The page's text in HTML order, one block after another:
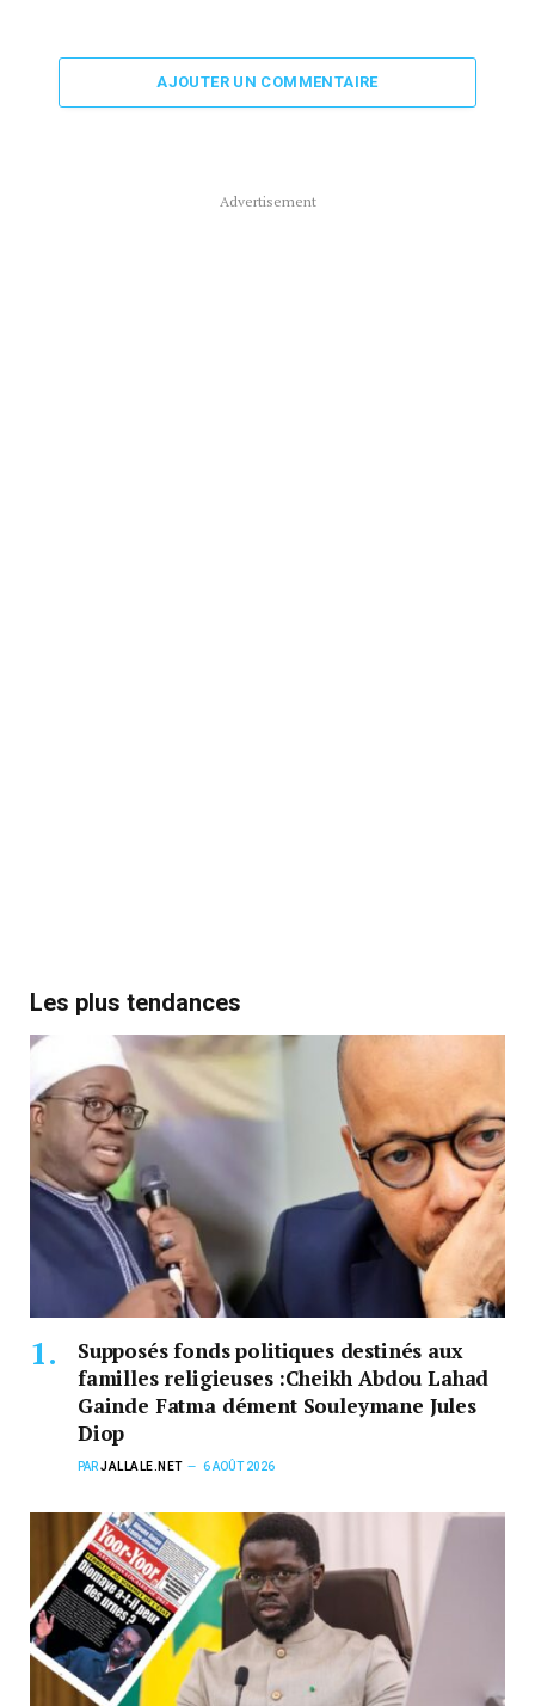
AJOUTER UN COMMENTAIRE
Advertisement
Les plus tendances
Supposés fonds politiques destinés aux
familles religieuses :Cheikh Abdou Lahad
Gainde Fatma dément Souleymane Jules
Diop
PARJALLALE.NET 6 AOÛT 2026